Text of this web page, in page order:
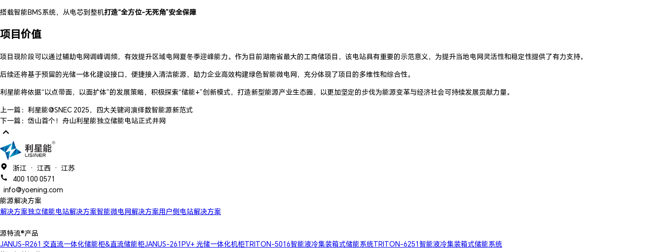
搭载智能BMS系统，从电芯到整机打造“全方位-无死角”安全保障
项目价值
项目现阶段可以通过辅助电网调峰调频，有效提升区域电网夏冬季迎峰能力。作为目前湖南省最大的工商储项目，该电站具有重要的示范意义，为提升当地电网灵活性和稳定性提供了有力支持。
后续还将基于预留的光储一体化建设接口，便捷接入清洁能源，助力企业高效构建绿色智能微电网，充分体现了项目的多维性和综合性。
利星能将依据“以点带面，以面扩体”的发展策略，积极探索“储能+”创新模式，打造新型能源产业生态圈，以更加坚定的步伐为能源变革与经济社会可持续发展贡献力量。
上一篇：利星能@SNEC 2025，四大关键词演绎数智能源新范式
下一篇：岱山首个！舟山利星能独立储能电站正式并网
浙江 · 江西 · 江苏
400 100 0571
info@yoening.com
能源解决方案
解决方案独立储能电站解决方案智能微电网解决方案用户侧电站解决方案
源特流®产品
JANUS-R261 交直流一体化储能柜&直流储能柜JANUS-261PV+ 光储一体化机柜TRITON-5016智能液冷集装箱式储能系统TRITON-6251智能液冷集装箱式储能系统